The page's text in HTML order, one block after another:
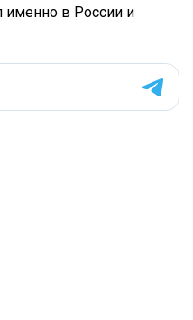
именно в России и